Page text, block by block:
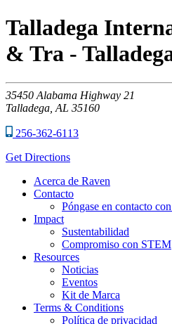
Talladega
& Tra -
35450 Alabama Highway 21
Talladega, AL 35160
256-362-6113
Get Directions
Acerca de Raven
Contacto
Póngase en contacto
Impact
Sustentabilidad
Compromiso con STEM
Resources
Noticias
Eventos
Kit de Marca
Terms & Conditions
Política de privacidad